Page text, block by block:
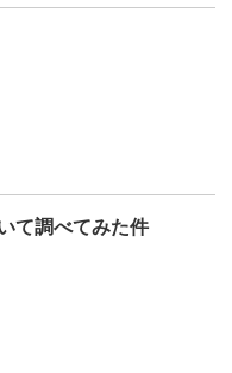
て調べてみた件